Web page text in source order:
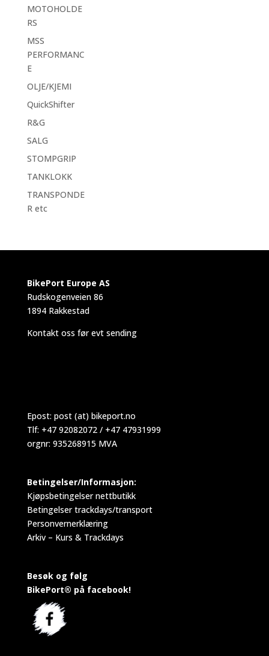
MOTOHOLDE
RS
MSS
PERFORMANC
E
OLJE/KJEMI
QuickShifter
R&G
SALG
STOMPGRIP
TANKLOKK
TRANSPONDE
R etc
BikePort Europe AS
Rudskogenveien 86
1894 Rakkestad
Kontakt oss før evt sending
Epost: post (at) bikeport.no
Tlf: +47 92082072 / +47 47931999
orgnr: 935268915 MVA
Betingelser/Informasjon:
Kjøpsbetingelser nettbutikk
Betingelser trackdays/transport
Personvernerklæring
Arkiv – Kurs & Trackdays
Besøk og følg
BikePort® på facebook!